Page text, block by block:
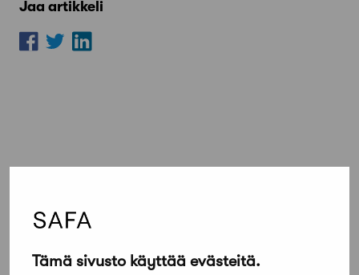
Tämä sivusto käyttää evästeitä.
Jaa artikkeli